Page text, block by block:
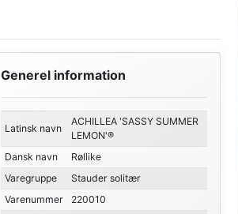
Generel information
Latinsk navn
ACHILLEA 'SASSY SUMMER
LEMON'®
Dansk navn
Røllike
Varegruppe
Stauder solitær
Varenummer
220010